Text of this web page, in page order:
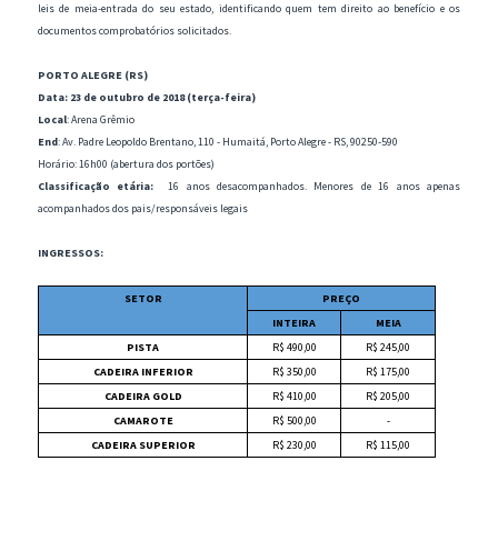
leis de meia-entrada do seu estado, identificando quem tem direito ao benefício e os
documentos comprobatórios solicitados.
PORTO ALEGRE (RS)
Data: 23 de outubro de 2018 (terça-feira)
Local: Arena Grêmio
End: Av. Padre Leopoldo Brentano, 110 - Humaitá, Porto Alegre - RS, 90250-590
Horário: 16h00 (abertura dos portões)
Classificação etária: 16 anos desacompanhados. Menores de 16 anos apenas
acompanhados dos pais/responsáveis legais
INGRESSOS:
SETOR
PREÇO
INTEIRA
MEIA
PISTA
R$ 490,00
R$ 245,00
CADEIRA INFERIOR
R$ 350,00
R$ 175,00
CADEIRA GOLD
R$ 410,00
R$ 205,00
CAMAROTE
R$ 500,00
-
CADEIRA SUPERIOR
R$ 230,00 R$ 115,00